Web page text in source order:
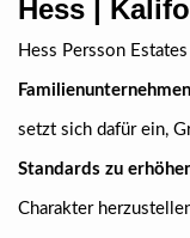
Hess |
Hess Persson
setzt sich dafür ein,
Standards zu
Charakter